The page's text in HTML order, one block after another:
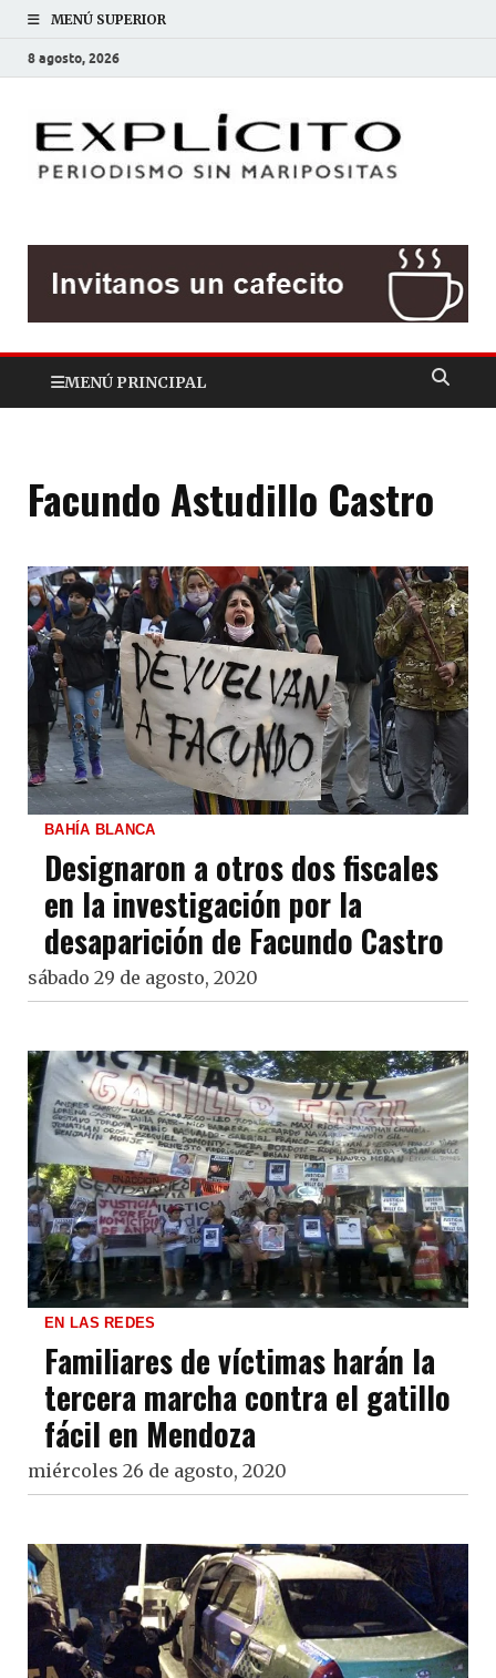
MENÚ SUPERIOR
8 agosto, 2026
MENÚ PRINCIPAL
Facundo Astudillo Castro
BAHÍA BLANCA
Designaron a otros dos fiscales
en la investigación por la
desaparición de Facundo Castro
sábado 29 de agosto, 2020
EN LAS REDES
Familiares de víctimas harán la
tercera marcha contra el gatillo
fácil en Mendoza
miércoles 26 de agosto, 2020